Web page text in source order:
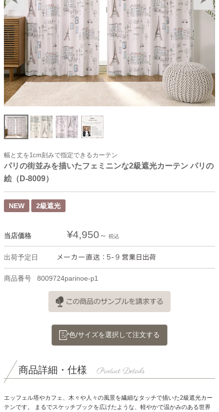
幅と丈を1cm刻みで指定できるカーテン
パリの街並みを描いたフェミニンな2級遮光カーテン パリの
絵（D-8009）
NEW 2級遮光
当店価格 ¥4,950 税込
出荷予定日
商品番号 8009724parinoe-p1
色/サイズを選択して注文する
商品詳細・仕様
エッフェル塔やカフェ、木々や人々の風景を繊細なタッチで描いた2級遮光カー
テンです。
まるでスケッチブックを広げたような、軽やかで温かみのある世界